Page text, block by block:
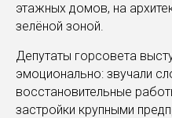
этажных домов, на
зелёной зоной.
Депутаты горсовета
эмоционально: звучали
восстановительные
застройки крупными